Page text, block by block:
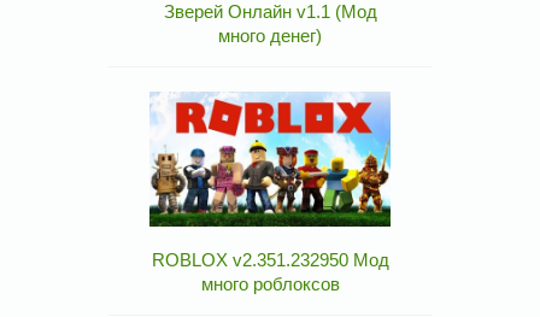
Зверей Онлайн v1.1 (Мод
много денег)
ROBLOX v2.351.232950 Мод
много роблоксов